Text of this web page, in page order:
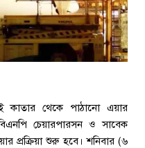
কাতার থেকে পাঠানো এয়ার
চেয়ারপারসন ও সাবেক
প্রক্রিয়া শুরু হবে। শনিবার (৬